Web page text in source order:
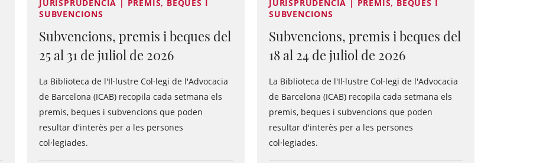
JURISPRUDÈNCIA | PREMIS, BEQUES I
SUBVENCIONS
Subvencions, premis i beques del
25 al 31 de juliol de 2026
La Biblioteca de l'Il·lustre Col·legi de l'Advocacia
de Barcelona (ICAB) recopila cada setmana els
premis, beques i subvencions que poden
resultar d'interès per a les persones
col·legiades.
JURISPRUDÈNCIA | PREMIS, BEQUES I
SUBVENCIONS
Subvencions, premis i beques del
18 al 24 de juliol de 2026
La Biblioteca de l'Il·lustre Col·legi de l'Advocacia
de Barcelona (ICAB) recopila cada setmana els
premis, beques i subvencions que poden
resultar d'interès per a les persones
col·legiades.